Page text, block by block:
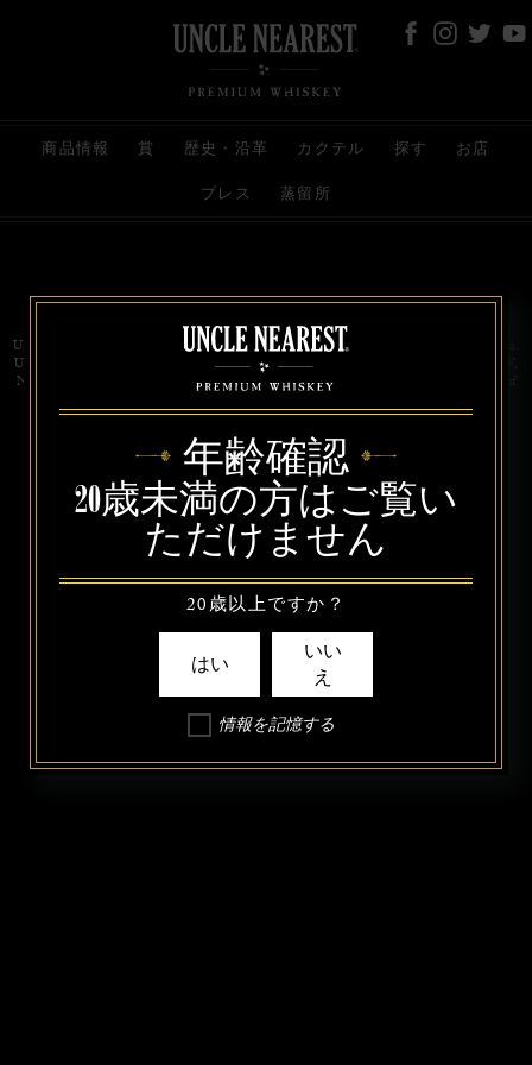
商品情報 賞 歴史・沿革 カクテル 探す お店
プレス 蒸留所
お問い合わせ 代理店 規約と条件
プライバシー
Uncle Nearest Premium Whiskey is wholly and independently owned by Uncle Nearest, Inc.
UNCLE NEAREST, THE BEST WHISKEY MAKER THE WORLD NEVER KNEW,
NATHAN GREEN, NEAREST GREEN, and DRINK HONORABLY are trademarks of
年齢確認
20歳未満の方はご覧い
ただけません
20歳以上ですか？
はい
いい
え
情報を記憶する